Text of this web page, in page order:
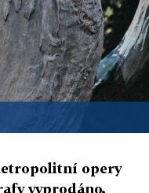
opery
vyprodáno,